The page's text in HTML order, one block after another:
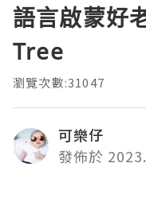
語言啟蒙好
Tree
瀏覽次數:31047
可樂仔
發佈於